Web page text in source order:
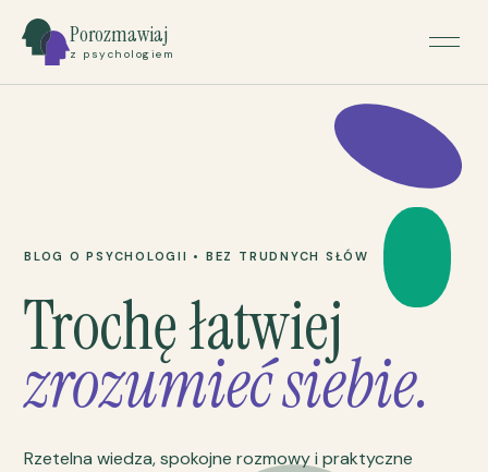
Porozmawiaj
z psychologiem
BLOG O PSYCHOLOGII • BEZ TRUDNYCH SŁÓW
Trochę łatwiej
zrozumieć siebie.
Rzetelna wiedza, spokojne rozmowy i praktyczne